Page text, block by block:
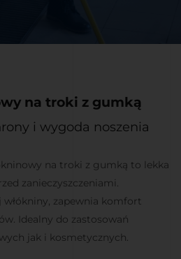
na troki z gumką
i wygoda noszenia
na troki z gumką to lekka
zanieczyszczeniami.
zapewnia komfort
Idealny do zastosowań
jak i kosmetycznych.